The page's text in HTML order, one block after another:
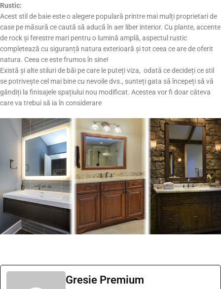
Rustic:
Acest stil de baie este o alegere populară printre mai mulți proprietari de
case pe măsură ce caută să aducă în aer liber interior. Cu plante, accente
de rock și ferestre mari pentru o lumină amplă, aspectul rustic
completează cu siguranță natura exterioară și tot ceea ce are de oferit
natura. Ceea ce este frumos în sine!
Există și alte stiluri de băi pe care le puteți viza, odată ce decideți ce stil
se potrivește cel mai bine cu nevoile dvs., sunteți gata să începeți să vă
gândiți la finisajele spațiului nou modificat. Acestea vor fi doar câteva
care va trebui să ia în considerare
Gresie Premium